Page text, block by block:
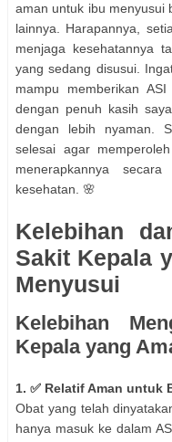
aman untuk ibu menyusui
lainnya. Harapannya,
menjaga kesehatannya
yang sedang disusui.
mampu memberikan
dengan penuh kasih
dengan lebih nyaman.
selesai agar
menerapkannya
kesehatan. 🌸
Kelebihan
Sakit Kepala
Menyusui
Kelebihan
Kepala yang
1. ✅ Relatif Aman untuk
Obat yang telah
hanya masuk ke dalam